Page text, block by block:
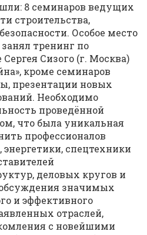
8 семинаров ведущих
строительства,
Особое место
тренинг по
Сизого (г. Москва)
кроме семинаров
презентации новых
Необходимо
проведённой
что была уникальная
профессионалов
спецтехники
деловых кругов и
значимых
и эффективного
отраслей,
с новейшими